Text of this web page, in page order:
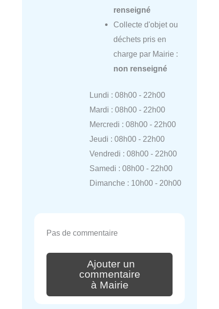
renseigné
Collecte d'objet ou
déchets pris en
charge par Mairie :
non renseigné
Lundi : 08h00 - 22h00
Mardi : 08h00 - 22h00
Mercredi : 08h00 - 22h00
Jeudi : 08h00 - 22h00
Vendredi : 08h00 - 22h00
Samedi : 08h00 - 22h00
Dimanche : 10h00 - 20h00
Pas de commentaire
Ajouter un
commentaire
à Mairie